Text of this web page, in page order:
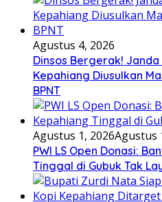
Agustus 4, 2026
Dinsos Bergerak! Janda
Kepahiang Diusulkan
BPNT
Agustus 1, 2026Agustus
PWI LS Open Donasi:
Tinggal di Gubuk Tak